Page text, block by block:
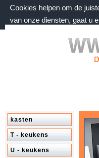
Cookies helpen om de
van onze diensten, gaat u
zondag 9 augustus 2026,
Welkom bij
kasten
T - keukens
U - keukens